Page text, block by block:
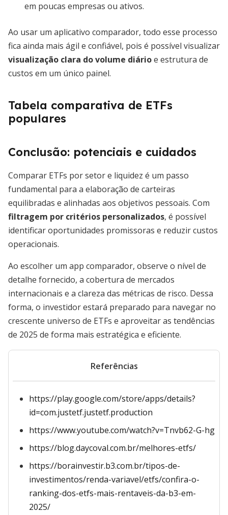
em poucas empresas ou ativos.
Ao usar um aplicativo comparador, todo esse processo
fica ainda mais ágil e confiável, pois é possível visualizar
visualização clara do volume diárioe estrutura de
custos em um único painel.
Tabela comparativa de ETFs
populares
Conclusão: potenciais e cuidados
Comparar ETFs por setor e liquidez é um passo
fundamental para a elaboração de carteiras
equilibradas e alinhadas aos objetivos pessoais. Com
filtragem por critérios personalizados, é possível
identificar oportunidades promissoras e reduzir custos
operacionais.
Ao escolher um app comparador, observe o nível de
detalhe fornecido, a cobertura de mercados
internacionais e a clareza das métricas de risco. Dessa
forma, o investidor estará preparado para navegar no
crescente universo de ETFs e aproveitar as tendências
de 2025 de forma mais estratégica e eficiente.
Referências
https://play.google.com/store/apps/details?
id=com.justetf.justetf.production
https://www.youtube.com/watch?v=Tnvb62-G-hg
https://blog.daycoval.com.br/melhores-etfs/
https://borainvestir.b3.com.br/tipos-de-
investimentos/renda-variavel/etfs/confira-o-
ranking-dos-etfs-mais-rentaveis-da-b3-em-
2025/